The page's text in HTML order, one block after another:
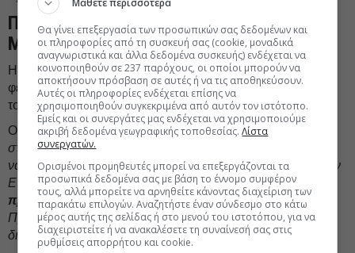
ΠΑΣΟΚ: Επιλεκτικές ευαισθησίες από το
Μαξίμου
Η αλήθεια είναι επίμονη και εκθέτει όσους θέλουν να τη
φέρουν στα μέτρα τους, σημειώνει σε νεότερη ανακοίνωσή
του το ΠΑΣΟΚ.
Οπως επισημαίνει, «σήμερα το Μέγαρο Μαξίμου είχε έναν
στόχο: να μην γραφτεί ούτε μια δημοσιογραφική αράδα και
να μην ενημερωθεί η κοινή γνώμη για όσα ακούστηκαν στην
Επιτροπή Θεσμών και εν πολλοίς μαρτυρούν την
πρωτοφανή μεθόδευση,κρατική υπηρεσία υπό τον
Πρωθυπουργό να μην εκτελεί απόφαση του ανώτατου
δικαστηρίου της χώρας.
Μάθετε περισσότερα
Θα γίνει επεξεργασία των προσωπικών σας δεδομένων και
οι πληροφορίες από τη συσκευή σας (cookie, μοναδικά
αναγνωριστικά και άλλα δεδομένα συσκευής) ενδέχεται να
κοινοποιηθούν σε 237 παρόχους, οι οποίοι μπορούν να
αποκτήσουν πρόσβαση σε αυτές ή να τις αποθηκεύσουν.
Αυτές οι πληροφορίες ενδέχεται επίσης να
χρησιμοποιηθούν συγκεκριμένα από αυτόν τον ιστότοπο.
Εμείς και οι συνεργάτες μας ενδέχεται να χρησιμοποιούμε
ακριβή δεδομένα γεωγραφικής τοποθεσίας.Λίστα
συνεργατών.
Ορισμένοι προμηθευτές μπορεί να επεξεργάζονται τα
προσωπικά δεδομένα σας με βάση το έννομο συμφέρον
τους, αλλά μπορείτε να αρνηθείτε κάνοντας διαχείριση των
παρακάτω επιλογών. Αναζητήστε έναν σύνδεσμο στο κάτω
μέρος αυτής της σελίδας ή στο μενού του ιστοτόπου, για να
διαχειριστείτε ή να ανακαλέσετε τη συναίνεσή σας στις
ρυθμίσεις απορρήτου και cookie.